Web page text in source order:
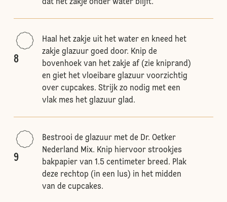
dat het zakje onder water blijft.
8
Haal het zakje uit het water en kneed het
zakje glazuur goed door. Knip de
bovenhoek van het zakje af (zie kniprand)
en giet het vloeibare glazuur voorzichtig
over cupcakes. Strijk zo nodig met een
vlak mes het glazuur glad.
9
Bestrooi de glazuur met de Dr. Oetker
Nederland Mix. Knip hiervoor strookjes
bakpapier van 1.5 centimeter breed. Plak
deze rechtop (in een lus) in het midden
van de cupcakes.